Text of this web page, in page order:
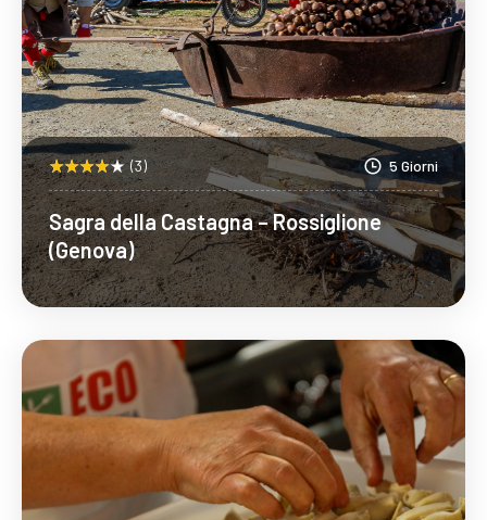
(3) 5 Giorni
Sagra della Castagna – Rossiglione
(Genova)
Scopri Di Più